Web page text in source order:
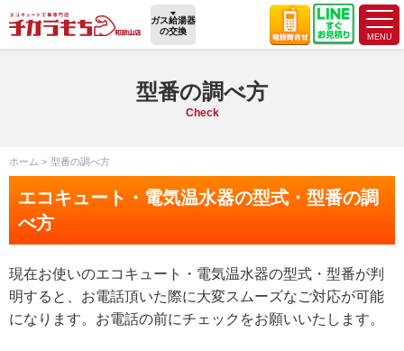
ガス給湯器
の交換
型番の調べ方
Check
ホーム 型番の調べ方
エコキュート・電気温水器の型式・型番の調
べ方
現在お使いのエコキュート・電気温水器の型式・型番が判
明すると、お電話頂いた際に大変スムーズなご対応が可能
になります。お電話の前にチェックをお願いいたします。